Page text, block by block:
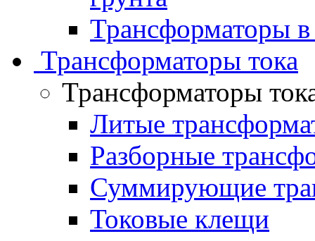
Трансформаторы
Трансформаторы тока
Трансформаторы
Литые
Разборные
Суммирующие
Токовые клещи